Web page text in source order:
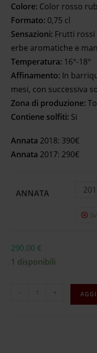
Colore: Color rosso
Formato: 0,75 cl
Sensazioni: Frutti
erbe aromatiche e
Temperatura: 16°-18°
Affinamento: In
mesi, con successiva
Zona di produzione:
Contiene solfiti: Si
Annata 2018: 390€
Annata 2017: 290€
ANNATA
290.00€
1 disponibili
- +